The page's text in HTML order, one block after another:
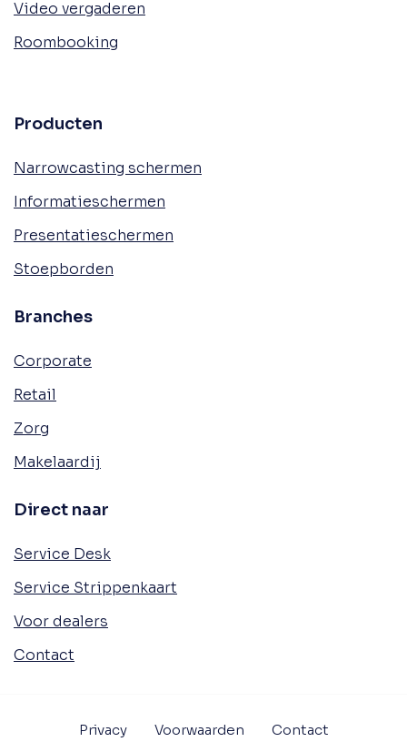
Video vergaderen
Roombooking
Producten
Narrowcasting schermen
Informatieschermen
Presentatieschermen
Stoepborden
Branches
Corporate
Retail
Zorg
Makelaardij
Direct naar
Service Desk
Service Strippenkaart
Voor dealers
Contact
Privacy Voorwaarden Contact